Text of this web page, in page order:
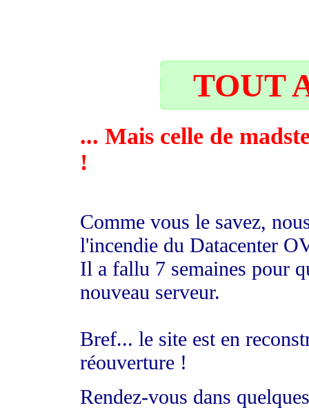
TOUT
... Mais celle de
!
Comme vous le savez,
l'incendie du Datacenter
Il a fallu 7 semaines pour
nouveau serveur.
Bref... le site est en
réouverture !
Rendez-vous dans